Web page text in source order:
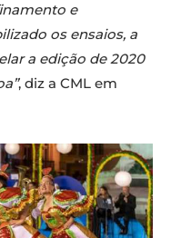
e
os ensaios, a
a edição de 2020
, diz a CML em